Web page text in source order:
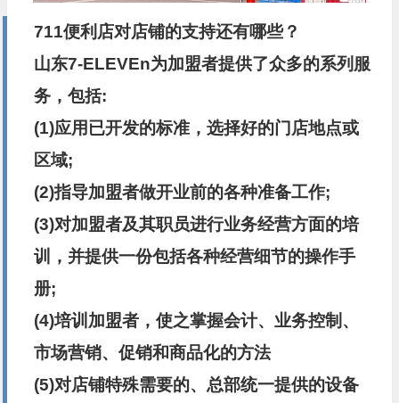
711便利店对店铺的支持还有哪些？
山东7-ELEVEn为加盟者提供了众多的系列服
务，包括:
(1)应用已开发的标准，选择好的门店地点或
区域;
(2)指导加盟者做开业前的各种准备工作;
(3)对加盟者及其职员进行业务经营方面的培
训，并提供一份包括各种经营细节的操作手
册;
(4)培训加盟者，使之掌握会计、业务控制、
市场营销、促销和商品化的方法
(5)对店铺特殊需要的、总部统一提供的设备